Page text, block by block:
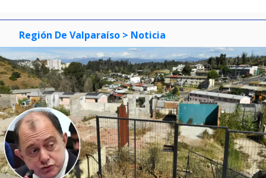
Región De Valparaíso > Noticia